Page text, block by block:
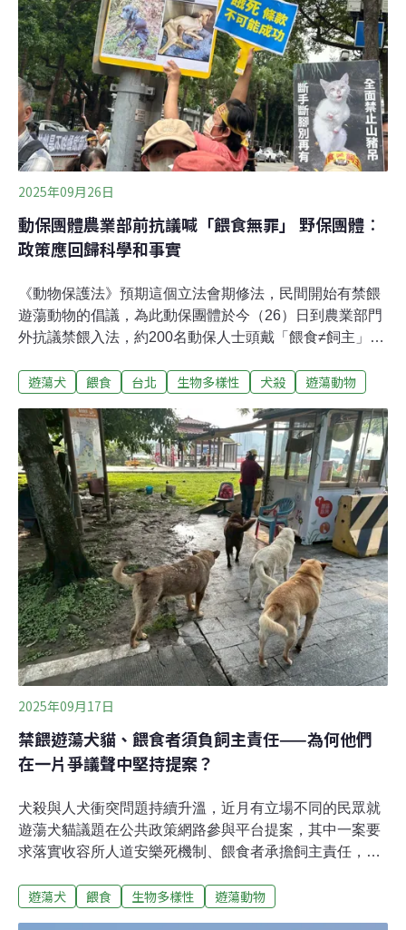
六個自然保護區（面積2.1萬公頃）、21個野生動物保護區
（海陸域面積2.8萬公頃）、22個自然保留區（海陸域面積
6.6萬公頃）範圍。
2025年09月26日
動保團體農業部前抗議喊「餵食無罪」 野保團體︰
政策應回歸科學和事實
《動物保護法》預期這個立法會期修法，民間開始有禁餵
遊蕩動物的倡議，為此動保團體於今（26）日到農業部門
外抗議禁餵入法，約200名動保人士頭戴「餵食≠飼主」的
我們就是愛！」活動召集人黃泰山表示，餵食是為了方便
保搶走才「眼紅」。為野生動物而走行動聯盟理事長李宗
宸則在同日回應稱，野保團體關注的不是經費，而是野生
動物真實的犧牲，包括草鴞、石虎、穿山甲等犬殺事件都
有影像和數據支持，並呼籲政府政策討論應回到科學和事
實，以公共利益為依據，不該被部分團體的口號綁架。動
保團體抗議禁餵入法 稱餵食有助管理遊蕩犬動保團體於今
（26）日號召全台動保人士到農業部門外，抗議禁餵入
法。抗議從下午2時半開始，警方在農業部外架起重重鐵
馬，預估現場抗議人士有200人。動保人士頭戴「餵食≠飼
主」的布條，舉著「餵食無罪」、「反霸凌
遊蕩犬 餵食 台北 生物多樣性 犬殺 遊蕩動物
2025年09月17日
禁餵遊蕩犬貓、餵食者須負飼主責任——為何他們
在一片爭議聲中堅持提案？
犬殺與人犬衝突問題持續升溫，近月有立場不同的民眾就
遊蕩犬貓議題在公共政策網路參與平台提案，其中一案要
求落實收容所人道安樂死機制、餵食者承擔飼主責任，已
心》訪問時稱，勸導勿餵的成效有限，「如果勸導有用，
遊蕩犬 餵食 生物多樣性 遊蕩動物